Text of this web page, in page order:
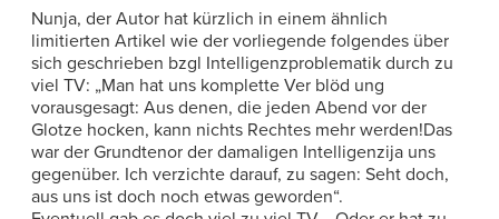
Nunja, der Autor hat kürzlich in einem ähnlich
limitierten Artikel wie der vorliegende folgendes über
sich geschrieben bzgl Intelligenzproblematik durch zu
viel TV: „Man hat uns komplette Ver blöd ung
vorausgesagt: Aus denen, die jeden Abend vor der
Glotze hocken, kann nichts Rechtes mehr werden!Das
war der Grundtenor der damaligen Intelligenzija uns
gegenüber. Ich verzichte darauf, zu sagen: Seht doch,
aus uns ist doch noch etwas geworden“.